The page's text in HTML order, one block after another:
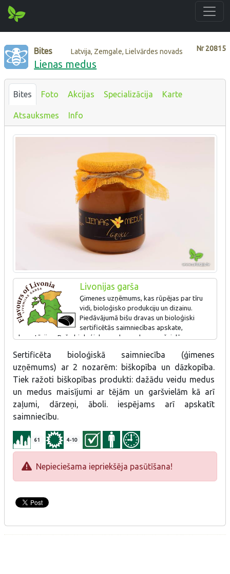
Nr20815
Bites Latvija, Zemgale, Lielvārdes novads
Lienas medus
Bites Foto Akcijas Specializācija Karte
Atsauksmes Info
Livonijas garša
Ģimenes uzņēmums, kas rūpējas par tīru
vidi, bioloģisko produkciju un dizainu.
Piedāvājumā bišu dravas un bioloģiski
sertificētās saimniecības apskate,
degustācijas. Ražo bioloģisku medu, medu ar garšvielām -
pelašķiem, piparmētrām, vīgriezēm.
Sertificēta bioloģiskā saimniecība (ģimenes
uzņēmums) ar 2 nozarēm: biškopība un dāzkopība.
Tiek ražoti biškopības produkti: dažādu veidu medus
un medus maisījumi ar tējām un garšvielām kā arī
zaļumi, dārzeņi, āboli. iespējams arī apskatīt
saimniecību.
61 4-10
Nepieciešama iepriekšēja pasūtīšana!